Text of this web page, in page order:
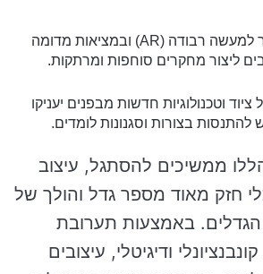
השימוש הגובר למעשה רבודה (AR) ובמציאות מדומה
וטכנולוגיות חדשות מבפנים יעניקו
בצורות וסגנונות לומדים.
ממשיכים להסתגל, עיצוב
חזק מאוד מספר גדל והולך של
באמצעות תערובת
ודיגיטלי, עיצובים